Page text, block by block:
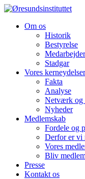
Om os
Historik
Bestyrelse
Stadgar
Vores kerneydelser
Fakta
Analyse
Netværk og
Nyheder
Medlemskab
Fordele og
Derfor er vi
Vores
Bliv
Presse
Kontakt os